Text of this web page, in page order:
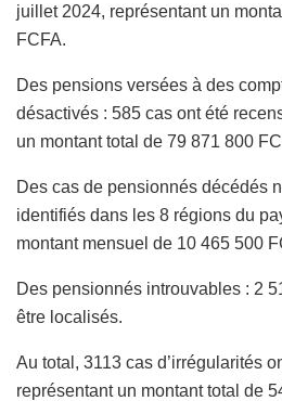
juillet 2024, représentant un
FCFA.
Des pensions versées à des
désactivés : 585 cas ont été
un montant total de 79 871 800
Des cas de pensionnés décédés
identifiés dans les 8 régions du
montant mensuel de 10 465 500
Des pensionnés introuvables : 2
être localisés.
Au total, 3113 cas d’irrégularités
représentant un montant total de